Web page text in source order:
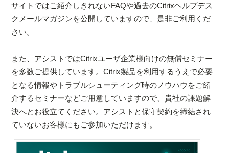
サイトではご紹介しきれないFAQや過去のCitrixヘルプデス
クメールマガジンを公開していますので、是非ご利用くだ
さい。
また、アシストではCitrixユーザ企業様向けの無償セミナー
を多数ご提供しています。Citrix製品を利用するうえで必要
となる情報やトラブルシューティング時のノウハウをご紹
介するセミナーなどご用意していますので、貴社の課題解
決へとお役立てください。アシストと保守契約を締結され
ていないお客様にもご参加いただけます。